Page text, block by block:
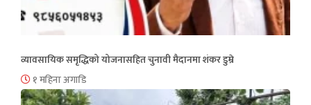
व्यावसायिक समृद्धिको योजनासहित चुनावी मैदानमा शंकर डुम्रे
१ महिना अगाडि